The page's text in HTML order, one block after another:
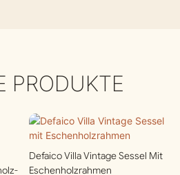
PRODUKTE
Defaico Villa Vintage Sessel Mit
Eschenholzrahmen